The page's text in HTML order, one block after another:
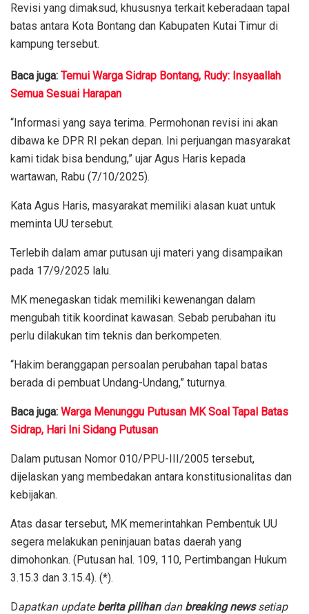
Revisi yang dimaksud, khususnya terkait keberadaan tapal
batas antara Kota Bontang dan Kabupaten Kutai Timur di
kampung tersebut.
Baca juga: Temui Warga Sidrap Bontang, Rudy: Insyaallah
Semua Sesuai Harapan
“Informasi yang saya terima. Permohonan revisi ini akan
dibawa ke DPR RI pekan depan. Ini perjuangan masyarakat
kami tidak bisa bendung,” ujar Agus Haris kepada
wartawan, Rabu (7/10/2025).
Kata Agus Haris, masyarakat memiliki alasan kuat untuk
meminta UU tersebut.
Terlebih dalam amar putusan uji materi yang disampaikan
pada 17/9/2025 lalu.
MK menegaskan tidak memiliki kewenangan dalam
mengubah titik koordinat kawasan. Sebab perubahan itu
perlu dilakukan tim teknis dan berkompeten.
“Hakim beranggapan persoalan perubahan tapal batas
berada di pembuat Undang-Undang,” tuturnya.
Baca juga: Warga Menunggu Putusan MK Soal Tapal Batas
Sidrap, Hari Ini Sidang Putusan
Dalam putusan Nomor 010/PPU-III/2005 tersebut,
dijelaskan yang membedakan antara konstitusionalitas dan
kebijakan.
Atas dasar tersebut, MK memerintahkan Pembentuk UU
segera melakukan peninjauan batas daerah yang
dimohonkan. (Putusan hal. 109, 110, Pertimbangan Hukum
3.15.3 dan 3.15.4). (*).
Dapatkan updateberita pilihan dan breaking newssetiap